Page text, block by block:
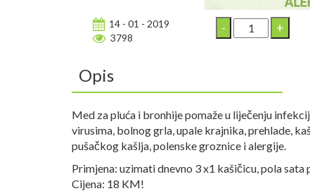
14 - 01 - 2019
3798
Opis
Med za pluća i bronhije pomaže u liječenju
virusima, bolnog grla, upale krajnika, prehlade,
pušačkog kašlja, polenske groznice i alergije.
Primjena: uzimati dnevno 3 x1 kašičicu, pola sata
Cijena: 18 KM!